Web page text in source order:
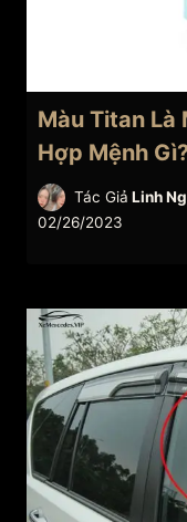
Màu Titan Là
Hợp Mệnh
Tác Giả Linh
02/26/2023